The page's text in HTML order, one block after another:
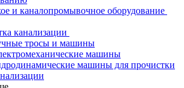
и каналопромывочное оборудование
канализации
тросы и машины
машины
машины для прочистки